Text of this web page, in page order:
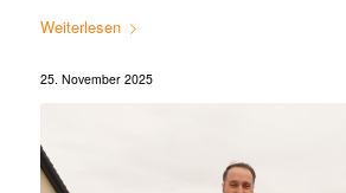
Weiterlesen
25. November 2025